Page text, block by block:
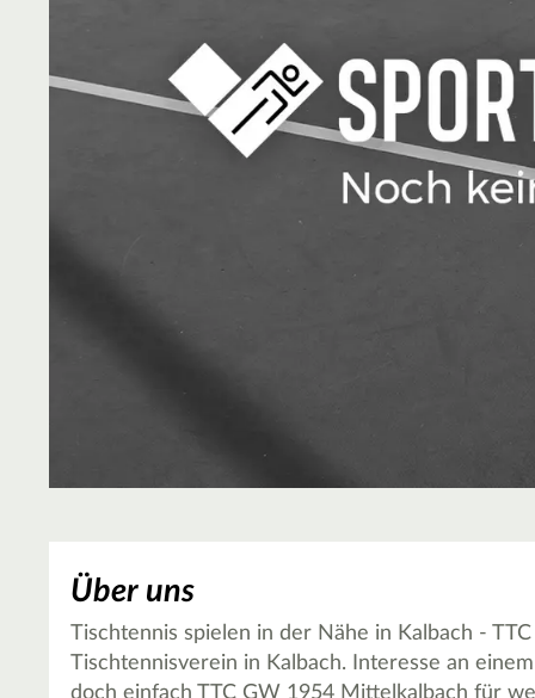
Über uns
Tischtennis spielen in der Nähe in Kalbach -
Tischtennisverein in Kalbach. Interesse an
doch einfach TTC GW 1954 Mittelkalbach für